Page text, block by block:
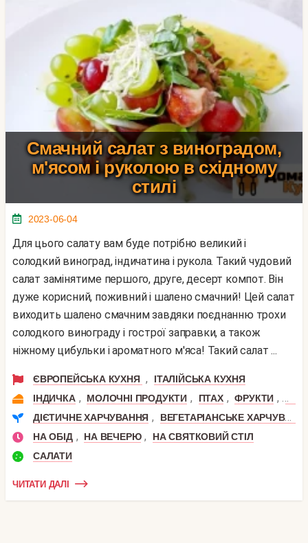
Смачний салат з виноградом,
м'ясом і руколою в східному
стилі
2023-06-04
Для цього салату вам буде потрібно великий і
солодкий виноград, індичатина і рукола. Такий чудовий
салат замінятиме першого, друге, десерт компот. Він
дуже корисний, поживний і шалено смачний! Цей салат
виходить шалено смачним завдяки поєднанню трохи
солодкого винограду і гострої заправки, а також
ніжному цибульки і ароматного м'яса! Такий салат ...
ЄВРОПЕЙСЬКА КУХНЯ ,
ІТАЛІЙСЬКА КУХНЯ
ІНДИЧКА , МОЛОЧНІ ПРОДУКТИ , ПТАХ , ФРУКТИ ,
СИР
ДІЄТИЧНЕ ХАРЧУВАННЯ ,
ВЕГЕТАРІАНСЬКЕ ХАРЧУВАННЯ
НА ОБІД , НА ВЕЧЕРЮ ,
НА СВЯТКОВИЙ СТІЛ
САЛАТИ
ЧИТАТИ ДАЛІ